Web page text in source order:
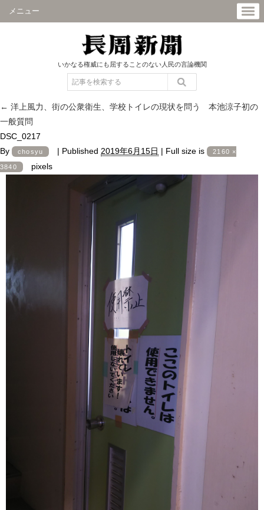
メニュー
いかなる権威にも屈することのない人民の言論機関
← 洋上風力、街の公衆衛生、学校トイレの現状を問う 本池涼子初の
一般質問
DSC_0217
By
chosyu | Published 2019年6月15日 | Full size is 2160 ×
3840 pixels